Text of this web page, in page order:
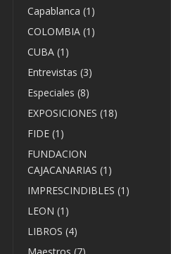
Capablanca (1)
COLOMBIA (1)
CUBA (1)
Entrevistas (3)
Especiales (8)
EXPOSICIONES (18)
FIDE (1)
FUNDACION
CAJACANARIAS (1)
IMPRESCINDIBLES (1)
LEON (1)
LIBROS (4)